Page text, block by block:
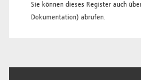
Sie können dieses Register auch
Dokumentation) abrufen.